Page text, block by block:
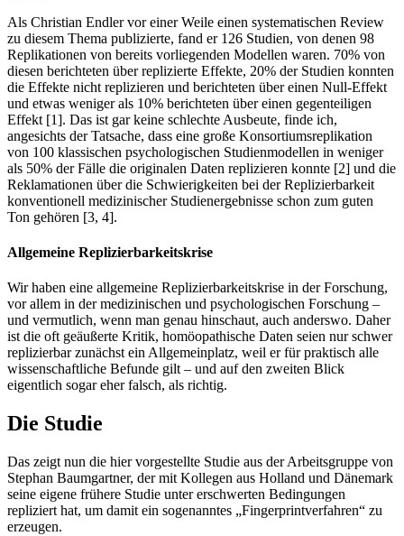
Als Christian Endler vor einer Weile einen systematischen Review
zu diesem Thema publizierte, fand er 126 Studien, von denen 98
Replikationen von bereits vorliegenden Modellen waren. 70% von
diesen berichteten über replizierte Effekte, 20% der Studien konnten
die Effekte nicht replizieren und berichteten über einen Null-Effekt
und etwas weniger als 10% berichteten über einen gegenteiligen
Effekt [1]. Das ist gar keine schlechte Ausbeute, finde ich,
angesichts der Tatsache, dass eine große Konsortiumsreplikation
von 100 klassischen psychologischen Studienmodellen in weniger
als 50% der Fälle die originalen Daten replizieren konnte [2] und die
Reklamationen über die Schwierigkeiten bei der Replizierbarkeit
konventionell medizinischer Studienergebnisse schon zum guten
Ton gehören [3, 4].
Allgemeine Replizierbarkeitskrise
Wir haben eine allgemeine Replizierbarkeitskrise in der Forschung,
vor allem in der medizinischen und psychologischen Forschung –
und vermutlich, wenn man genau hinschaut, auch anderswo. Daher
ist die oft geäußerte Kritik, homöopathische Daten seien nur schwer
replizierbar zunächst ein Allgemeinplatz, weil er für praktisch alle
wissenschaftliche Befunde gilt – und auf den zweiten Blick
eigentlich sogar eher falsch, als richtig.
Die Studie
Das zeigt nun die hier vorgestellte Studie aus der Arbeitsgruppe von
Stephan Baumgartner, der mit Kollegen aus Holland und Dänemark
seine eigene frühere Studie unter erschwerten Bedingungen
repliziert hat, um damit ein sogenanntes „Fingerprintverfahren“ zu
erzeugen.